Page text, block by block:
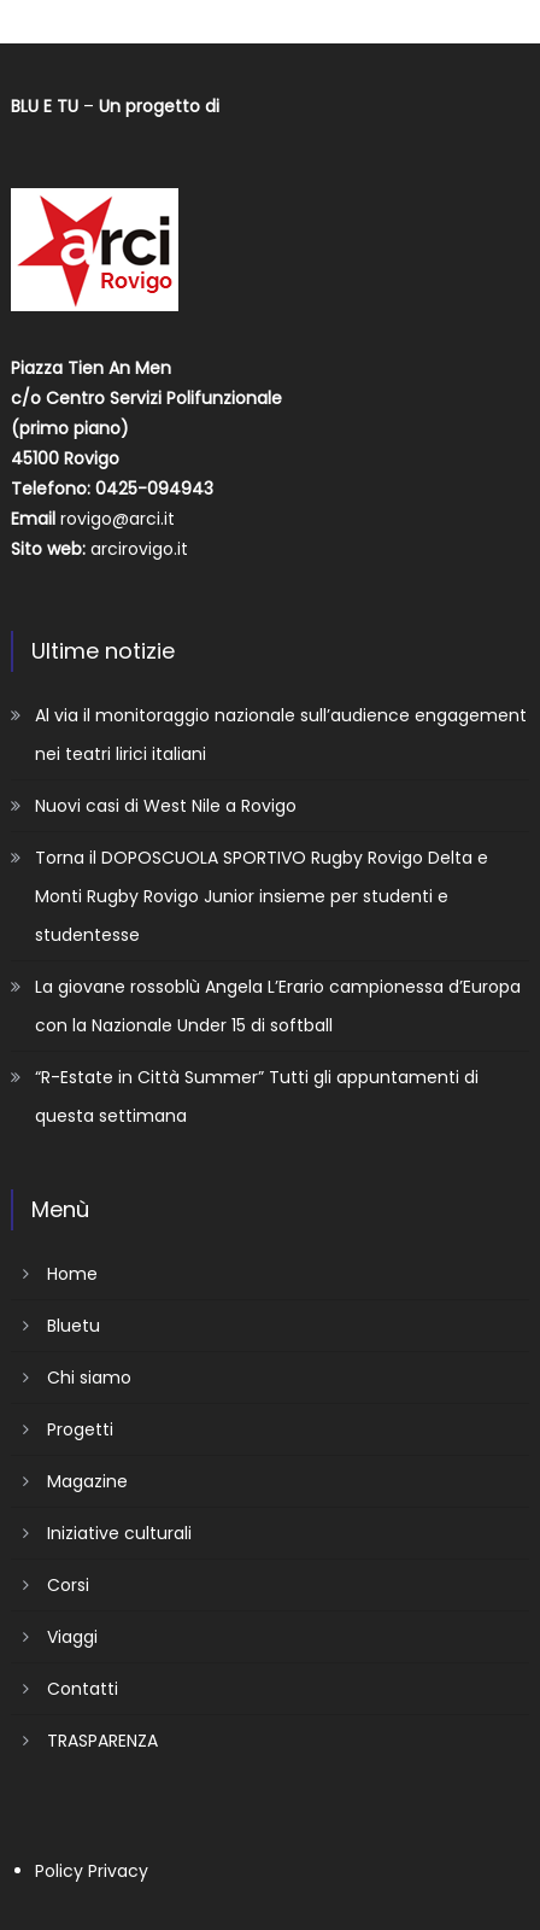
BLU E TU– Un progetto di
Piazza Tien An Men
c/o Centro Servizi Polifunzionale
(primo piano)
45100 Rovigo
Telefono: 0425-094943
Email rovigo@arci.it
Sito web: arcirovigo.it
Ultime notizie
Al via il monitoraggio nazionale sull’audience engagement
nei teatri lirici italiani
Nuovi casi di West Nile a Rovigo
Torna il DOPOSCUOLA SPORTIVO Rugby Rovigo Delta e
Monti Rugby Rovigo Junior insieme per studenti e
studentesse
La giovane rossoblù Angela L’Erario campionessa d’Europa
con la Nazionale Under 15 di softball
“R-Estate in Città Summer” Tutti gli appuntamenti di
questa settimana
Menù
Home
Bluetu
Chi siamo
Progetti
Magazine
Iniziative culturali
Corsi
Viaggi
Contatti
TRASPARENZA
Policy Privacy